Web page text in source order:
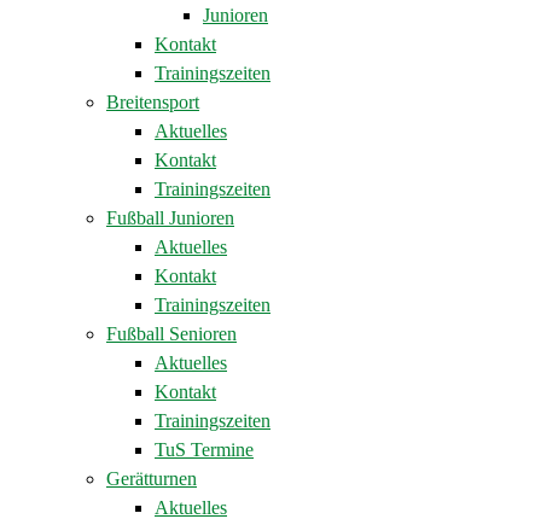
Junioren
Kontakt
Trainingszeiten
Breitensport
Aktuelles
Kontakt
Trainingszeiten
Fußball Junioren
Aktuelles
Kontakt
Trainingszeiten
Fußball Senioren
Aktuelles
Kontakt
Trainingszeiten
TuS Termine
Gerätturnen
Aktuelles